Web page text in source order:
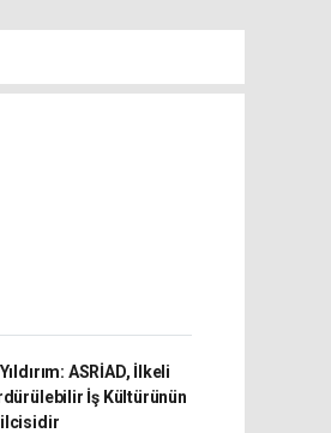
ASRİAD, İlkeli
İş Kültürünün